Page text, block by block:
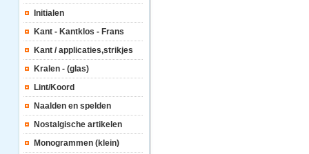
Initialen
Kant - Kantklos - Frans
Kant / applicaties,strikjes
Kralen - (glas)
Lint/Koord
Naalden en spelden
Nostalgische artikelen
Monogrammen (klein)